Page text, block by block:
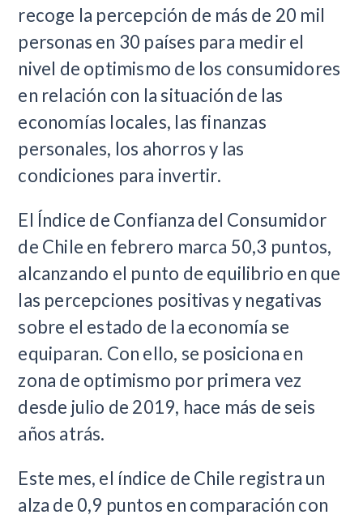
recoge la percepción de más de 20 mil
personas en 30 países para medir el
nivel de optimismo de los consumidores
en relación con la situación de las
economías locales, las finanzas
personales, los ahorros y las
condiciones para invertir.
El Índice de Confianza del Consumidor
de Chile en febrero marca 50,3 puntos,
alcanzando el punto de equilibrio en que
las percepciones positivas y negativas
sobre el estado de la economía se
equiparan. Con ello, se posiciona en
zona de optimismo por primera vez
desde julio de 2019, hace más de seis
años atrás.
Este mes, el índice de Chile registra un
alza de 0,9 puntos en comparación con